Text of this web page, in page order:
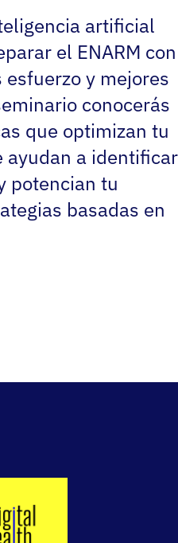
artificial
el ENARM con
y mejores
conocerás
que optimizan tu
ayudan a identificar
potencian tu
basadas en